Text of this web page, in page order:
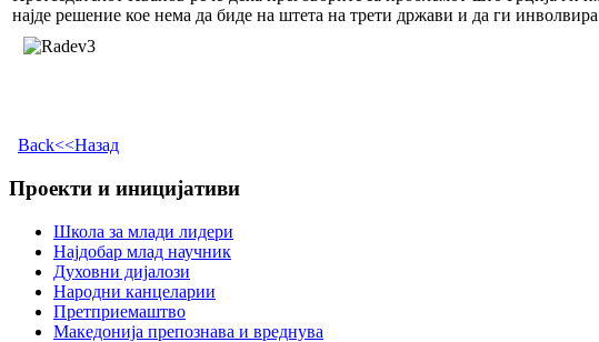
најде решение кое нема да биде на штета на трети држави и да ги
Back<<Назад
Проекти и иницијативи
Школа за млади лидери
Најдобар млад научник
Духовни дијалози
Народни канцеларии
Претприемаштво
Македонија препознава и вреднува